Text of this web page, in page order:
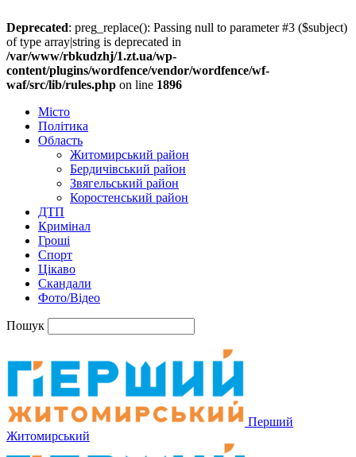
Deprecated: preg_replace(): Passing null to parameter #3 ($subject)
of type array|string is deprecated in
/var/www/rbkudzhj/1.zt.ua/wp-
content/plugins/wordfence/vendor/wordfence/wf-
waf/src/lib/rules.php on line 1896
Місто
Політика
Область
Житомирський район
Бердичівський район
Звягельський район
Коростенський район
ДТП
Кримінал
Гроші
Спорт
Цікаво
Скандали
Фото/Відео
Пошук
Перший
Житомирський